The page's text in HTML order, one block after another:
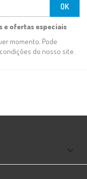
e ofertas especiais
momento. Pode
do nosso site.